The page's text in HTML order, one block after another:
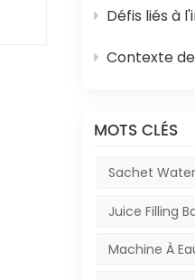
Défis liés à
Contexte de l'utilisation des
MOTS CLÉS
Sachet
Juice Filling
Machine À